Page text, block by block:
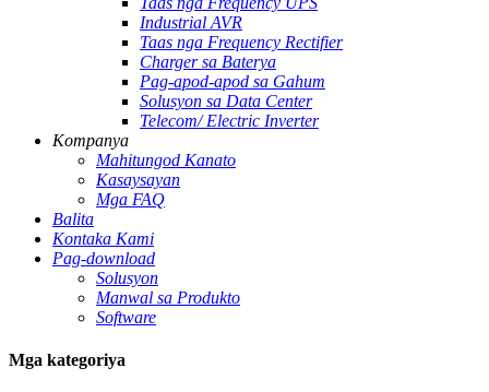
Industrial AVR
Taas nga Frequency Rectifier
Charger sa Baterya
Pag-apod-apod sa Gahum
Solusyon sa Data Center
Telecom/ Electric Inverter
Kompanya
Mahitungod Kanato
Kasaysayan
Mga FAQ
Balita
Kontaka Kami
Pag-download
Solusyon
Manwal sa Produkto
Software
Mga kategoriya